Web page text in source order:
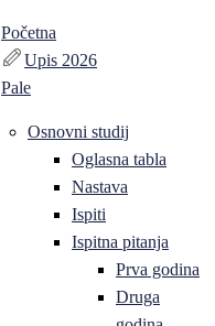
Početna
Upis 2026
Pale
Osnovni studij
Oglasna tabla
Nastava
Ispiti
Ispitna pitanja
Prva godina
Druga